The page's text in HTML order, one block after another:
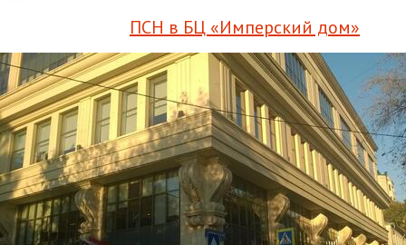
ПСН в БЦ «Имперский дом»